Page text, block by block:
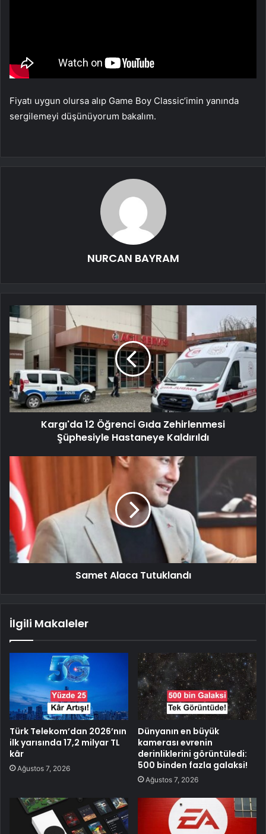
Fiyatı uygun olursa alıp Game Boy Classic’imin yanında
sergilemeyi düşünüyorum bakalım.
NURCAN BAYRAM
Kargı'da 12 Öğrenci Gıda Zehirlenmesi
Şüphesiyle Hastaneye Kaldırıldı
Samet Alaca Tutuklandı
İlgili Makaleler
Türk Telekom’dan 2026’nın
ilk yarısında 17,2 milyar TL
kâr
Ağustos 7, 2026
Dünyanın en büyük
kamerası evrenin
derinliklerini görüntüledi:
500 binden fazla galaksi!
Ağustos 7, 2026